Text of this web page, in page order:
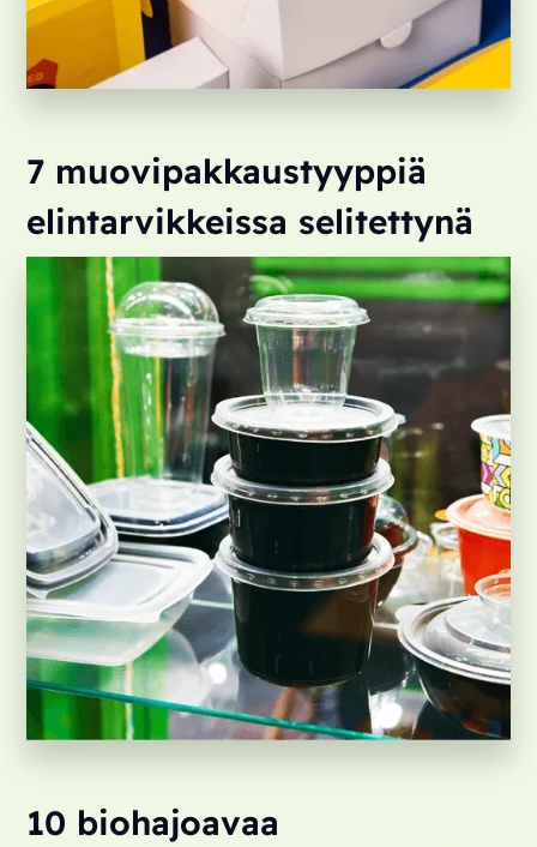
7 muovipakkaustyyppiä
elintarvikkeissa selitettynä
10 biohajoavaa